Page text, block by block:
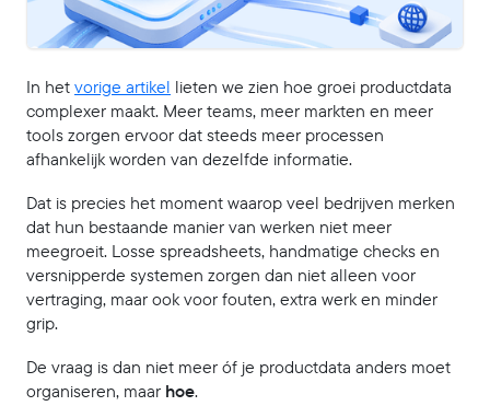
In hetvorige artikel lieten we zien hoe groei productdata
complexer maakt. Meer teams, meer markten en meer
tools zorgen ervoor dat steeds meer processen
afhankelijk worden van dezelfde informatie.
Dat is precies het moment waarop veel bedrijven merken
dat hun bestaande manier van werken niet meer
meegroeit. Losse spreadsheets, handmatige checks en
versnipperde systemen zorgen dan niet alleen voor
vertraging, maar ook voor fouten, extra werk en minder
grip.
De vraag is dan niet meer óf je productdata anders moet
organiseren, maar hoe.